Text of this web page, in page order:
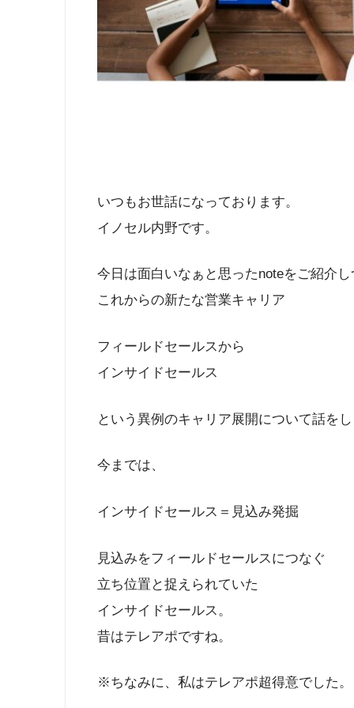
いつもお世話になっております。
イノセル内野です。
今日は面白いなぁと思ったnoteをご紹介
これからの新たな営業キャリア
フィールドセールスから
インサイドセールス
という異例のキャリア展開について話を
今までは、
インサイドセールス＝見込み発掘
見込みをフィールドセールスにつなぐ
立ち位置と捉えられていた
インサイドセールス。
昔はテレアポですね。
※ちなみに、私はテレアポ超得意でした。